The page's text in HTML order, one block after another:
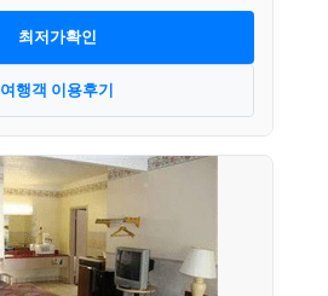
최저가확인
여행객 이용후기